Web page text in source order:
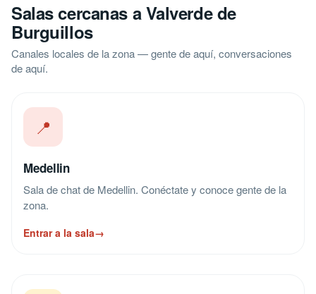
Salas cercanas a Valverde de
Burguillos
Canales locales de la zona — gente de aquí, conversaciones
de aquí.
📍
Medellin
Sala de chat de Medellin. Conéctate y conoce gente de la
zona.
Entrar a la sala→